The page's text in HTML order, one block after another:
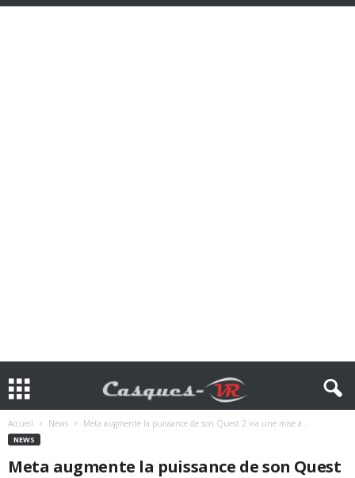
Accueil News Meta augmente la puissance de son Quest 2 via une mise à...
NEWS
Meta augmente la puissance de son Quest